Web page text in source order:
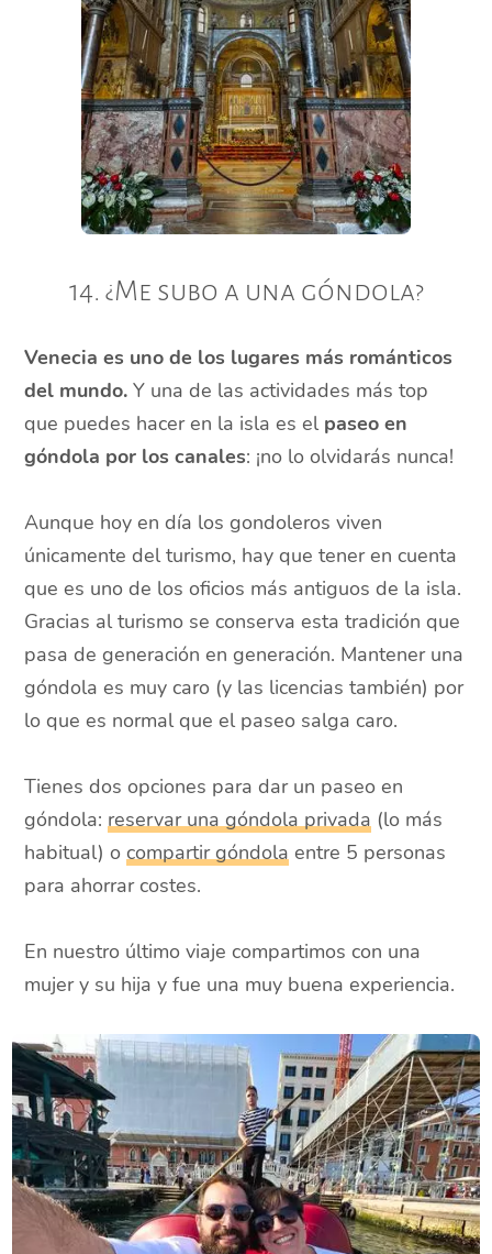
14. ¿Me subo a una góndola?
Venecia es uno de los lugares más románticos
del mundo. Y una de las actividades más top
que puedes hacer en la isla es el paseo en
góndola por los canales: ¡no lo olvidarás nunca!
Aunque hoy en día los gondoleros viven
únicamente del turismo, hay que tener en cuenta
que es uno de los oficios más antiguos de la isla.
Gracias al turismo se conserva esta tradición que
pasa de generación en generación. Mantener una
góndola es muy caro (y las licencias también) por
lo que es normal que el paseo salga caro.
Tienes dos opciones para dar un paseo en
góndola:reservar una góndola privada (lo más
habitual) ocompartir góndola entre 5 personas
para ahorrar costes.
En nuestro último viaje compartimos con una
mujer y su hija y fue una muy buena experiencia.